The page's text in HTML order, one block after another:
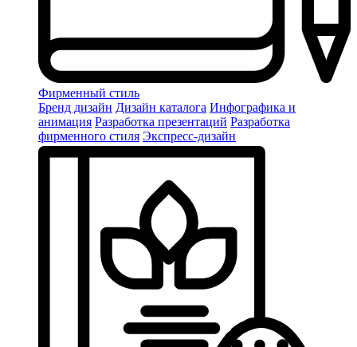
Фирменный стиль
Бренд дизайн Дизайн каталога Инфографика и
анимация Разработка презентаций Разработка
фирменного стиля Экспресс-дизайн